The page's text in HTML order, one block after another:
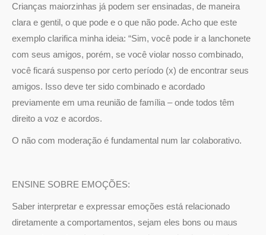
Crianças maiorzinhas já podem ser ensinadas, de maneira
clara e gentil, o que pode e o que não pode. Acho que este
exemplo clarifica minha ideia: “Sim, você pode ir a lanchonete
com seus amigos, porém, se você violar nosso combinado,
você ficará suspenso por certo período (x) de encontrar seus
amigos. Isso deve ter sido combinado e acordado
previamente em uma reunião de família – onde todos têm
direito a voz e acordos.
O não com moderação é fundamental num lar colaborativo.
ENSINE SOBRE EMOÇÕES:
Saber interpretar e expressar emoções está relacionado
diretamente a comportamentos, sejam eles bons ou maus